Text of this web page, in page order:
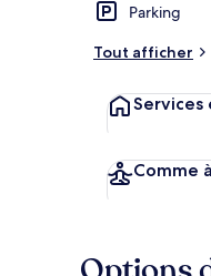
Parking
Tout afficher
Services
Comme